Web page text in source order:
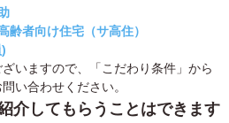
齢者向け住宅（サ高住）
いますので、「こだわり条件」から
い合わせください。
介してもらうことはできます